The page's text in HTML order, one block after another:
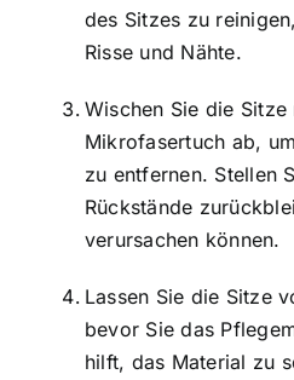
des Sitzes zu
Risse und Nähte.
Wischen Sie die
Mikrofasertuch ab,
zu entfernen. Stellen
Rückstände
verursachen können.
Lassen Sie die Sitze
bevor Sie das
hilft, das Material zu